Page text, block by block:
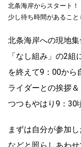
北条海岸からスタート
少し待ち時間があるこ
北条海岸への現地
「なし組み」の2
を終えて9：00から
ライダーとの挨拶
つつもやはり9：30
まずは自分が参加
などと照らしあわ